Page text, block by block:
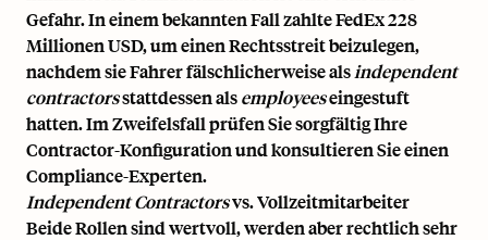
Gefahr. In einem bekannten Fall zahlte FedEx 228
Millionen USD, um einen Rechtsstreit beizulegen,
nachdem sie Fahrer fälschlicherweise alsindependent
contractorsstattdessen alsemployeeseingestuft
hatten. Im Zweifelsfall prüfen Sie sorgfältig Ihre
Contractor-Konfiguration und konsultieren Sie einen
Compliance-Experten.
Independent Contractorsvs. Vollzeitmitarbeiter
Beide Rollen sind wertvoll, werden aber rechtlich sehr